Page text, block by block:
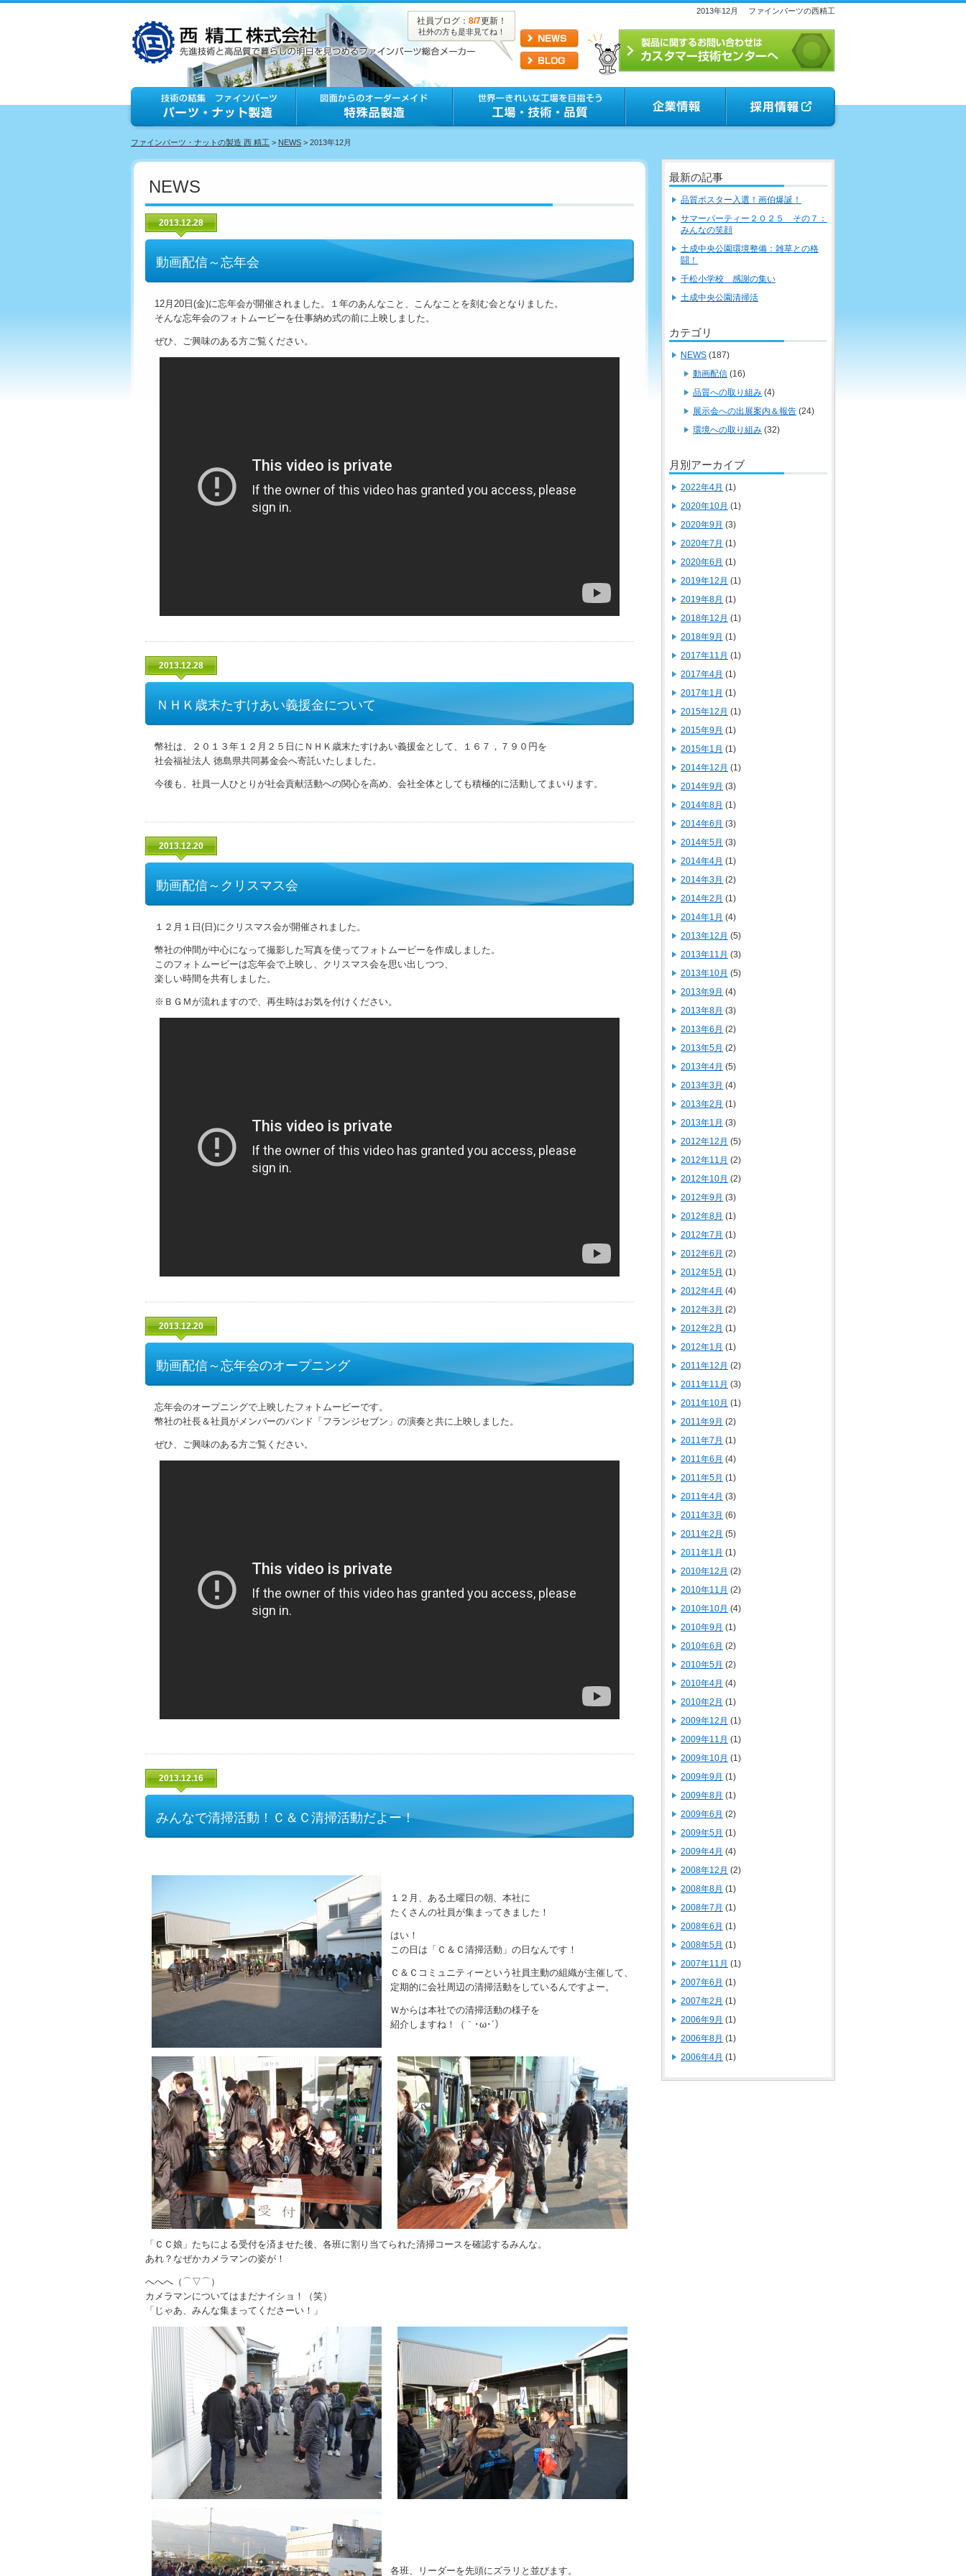
2013年12月 ファインパーツの西精工
社員ブログ： 8/7更新！
社外の方も是非見てね！
ファインパーツ・ナットの製造 西 精工 > NEWS > 2013年12月
NEWS
2013.12.28
動画配信～忘年会
12月20日(金)に忘年会が開催されました。１年のあんなこと、こんなことを刻む会となりました。
そんな忘年会のフォトムービーを仕事納め式の前に上映しました。
ぜひ、ご興味のある方ご覧ください。
2013.12.28
ＮＨＫ歳末たすけあい義援金について
幣社は、２０１３年１２月２５日にＮＨＫ歳末たすけあい義援金として、１６７，７９０円を
社会福祉法人 徳島県共同募金会へ寄託いたしました。
今後も、社員一人ひとりが社会貢献活動への関心を高め、会社全体としても積極的に活動してまいります。
2013.12.20
動画配信～クリスマス会
１２月１日(日)にクリスマス会が開催されました。
幣社の仲間が中心になって撮影した写真を使ってフォトムービーを作成しました。
このフォトムービーは忘年会で上映し、クリスマス会を思い出しつつ、
楽しい時間を共有しました。
※ＢＧＭが流れますので、再生時はお気を付けください。
2013.12.20
動画配信～忘年会のオープニング
忘年会のオープニングで上映したフォトムービーです。
幣社の社長＆社員がメンバーのバンド「フランジセブン」の演奏と共に上映しました。
ぜひ、ご興味のある方ご覧ください。
2013.12.16
みんなで清掃活動！Ｃ＆Ｃ清掃活動だよー！
１２月、ある土曜日の朝、本社に
たくさんの社員が集まってきました！
はい！
この日は「Ｃ＆Ｃ清掃活動」の日なんです！
Ｃ＆Ｃコミュニティーという社員主動の組織が主催して、
定期的に会社周辺の清掃活動をしているんですよー。
Ｗからは本社での清掃活動の様子を
紹介しますね！（｀･ω･´）
「ＣＣ娘」たちによる受付を済ませた後、各班に割り当てられた清掃コースを確認するみんな。
あれ？なぜかカメラマンの姿が！
へへへ（⌒▽⌒）
カメラマンについてはまだナイショ！（笑）
「じゃあ、みんな集まってくださーい！」
各班、リーダーを先頭にズラリと並びます。
最新の記事
品質ポスター入選！画伯爆誕！
サマーパーティー２０２５ その７：
みんなの笑顔
土成中央公園環境整備：雑草との格
闘！
千松小学校 感謝の集い
土成中央公園清掃活
カテゴリ
NEWS (187)
動画配信 (16)
品質への取り組み (4)
展示会への出展案内＆報告 (24)
環境への取り組み (32)
月別アーカイブ
2022年4月 (1)
2020年10月 (1)
2020年9月 (3)
2020年7月 (1)
2020年6月 (1)
2019年12月 (1)
2019年8月 (1)
2018年12月 (1)
2018年9月 (1)
2017年11月 (1)
2017年4月 (1)
2017年1月 (1)
2015年12月 (1)
2015年9月 (1)
2015年1月 (1)
2014年12月 (1)
2014年9月 (3)
2014年8月 (1)
2014年6月 (3)
2014年5月 (3)
2014年4月 (1)
2014年3月 (2)
2014年2月 (1)
2014年1月 (4)
2013年12月 (5)
2013年11月 (3)
2013年10月 (5)
2013年9月 (4)
2013年8月 (3)
2013年6月 (2)
2013年5月 (2)
2013年4月 (5)
2013年3月 (4)
2013年2月 (1)
2013年1月 (3)
2012年12月 (5)
2012年11月 (2)
2012年10月 (2)
2012年9月 (3)
2012年8月 (1)
2012年7月 (1)
2012年6月 (2)
2012年5月 (1)
2012年4月 (4)
2012年3月 (2)
2012年2月 (1)
2012年1月 (1)
2011年12月 (2)
2011年11月 (3)
2011年10月 (1)
2011年9月 (2)
2011年7月 (1)
2011年6月 (4)
2011年5月 (1)
2011年4月 (3)
2011年3月 (6)
2011年2月 (5)
2011年1月 (1)
2010年12月 (2)
2010年11月 (2)
2010年10月 (4)
2010年9月 (1)
2010年6月 (2)
2010年5月 (2)
2010年4月 (4)
2010年2月 (1)
2009年12月 (1)
2009年11月 (1)
2009年10月 (1)
2009年9月 (1)
2009年8月 (1)
2009年6月 (2)
2009年5月 (1)
2009年4月 (4)
2008年12月 (2)
2008年8月 (1)
2008年7月 (1)
2008年6月 (1)
2008年5月 (1)
2007年11月 (1)
2007年6月 (1)
2007年2月 (1)
2006年9月 (1)
2006年8月 (1)
2006年4月 (1)